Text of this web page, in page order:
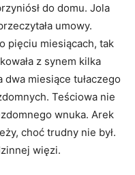
do domu. Jola
umowy.
pięciu miesiącach, tak
z synem kilka
miesiące tułaczego
Teściowa nie
wnuka. Arek
choć trudny nie był.
więzi.